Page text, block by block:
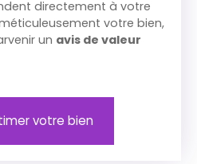
directement à votre
votre bien,
un avis de valeur
votre bien